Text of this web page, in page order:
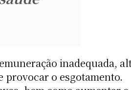
inadequada,
o esgotamento.